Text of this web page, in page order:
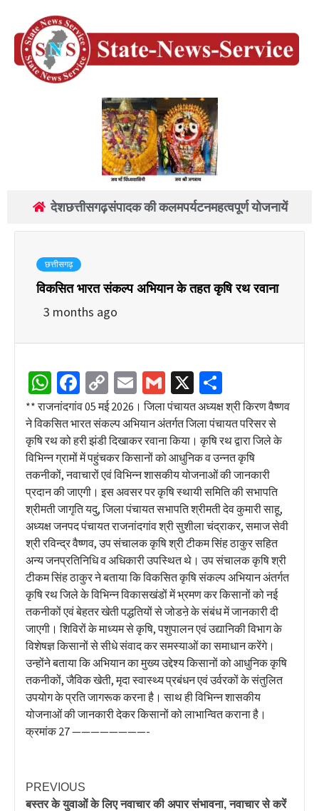
देशछत्तीसगढ़संपादक की कलमपर्यटनमहत्वपूर्ण योजनायें
छत्तीसगढ़
विकसित भारत संकल्प अभियान के तहत कृषि रथ रवाना
3 months ago
WhatsApp
Facebook
Copy
Link
EmailGmail
X
** राजनांदगांव 05 मई 2026। जिला पंचायत अध्यक्ष श्री किरण वैष्णव
ने विकसित भारत संकल्प अभियान अंतर्गत जिला पंचायत परिसर से
कृषि रथ को हरी झंडी दिखाकर रवाना किया। कृषि रथ द्वारा जिले के
विभिन्न ग्रामों में पहुंचकर किसानों को आधुनिक व उन्नत कृषि
तकनीकों, नवाचारों एवं विभिन्न शासकीय योजनाओं की जानकारी
प्रदान की जाएगी। इस अवसर पर कृषि स्थायी समिति की सभापति
श्रीमती जागृति यदु, जिला पंचायत सभापति श्रीमती देव कुमारी साहू,
अध्यक्ष जनपद पंचायत राजनांदगांव श्री सुशीला चंद्राकर, समाज सेवी
श्री रविन्द्र वैष्णव, उप संचालक कृषि श्री टीकम सिंह ठाकुर सहित
अन्य जनप्रतिनिधि व अधिकारी उपस्थित थे। उप संचालक कृषि श्री
टीकम सिंह ठाकुर ने बताया कि विकसित कृषि संकल्प अभियान अंतर्गत
कृषि रथ जिले के विभिन्न विकासखंडों में भ्रमण कर किसानों को नई
तकनीकों एवं बेहतर खेती पद्धतियों से जोडऩे के संबंध में जानकारी दी
जाएगी। शिविरों के माध्यम से कृषि, पशुपालन एवं उद्यानिकी विभाग के
विशेषज्ञ किसानों से सीधे संवाद कर समस्याओं का समाधान करेंगे।
उन्होंने बताया कि अभियान का मुख्य उद्देश्य किसानों को आधुनिक कृषि
तकनीकों, जैविक खेती, मृदा स्वास्थ्य प्रबंधन एवं उर्वरकों के संतुलित
उपयोग के प्रति जागरूक करना है। साथ ही विभिन्न शासकीय
योजनाओं की जानकारी देकर किसानों को लाभान्वित कराना है।
क्रमांक 27 ————————-
PREVIOUS
बस्तर के युवाओं के लिए नवाचार की अपार संभावना, नवाचार से करें